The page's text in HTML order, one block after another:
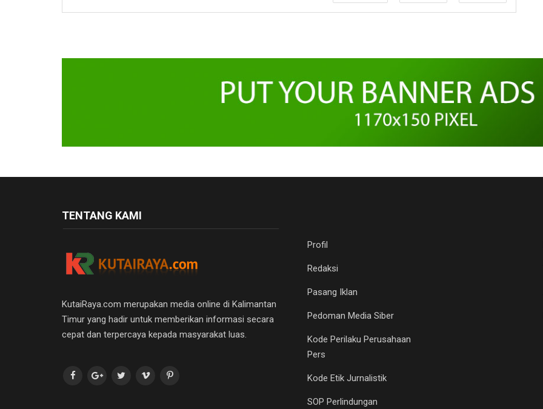
TENTANG KAMI
KutaiRaya.com merupakan media online di Kalimantan
Timur yang hadir untuk memberikan informasi secara
cepat dan terpercaya kepada masyarakat luas.
Profil
Redaksi
Pasang Iklan
Pedoman Media Siber
Kode Perilaku Perusahaan
Pers
Kode Etik Jurnalistik
SOP Perlindungan